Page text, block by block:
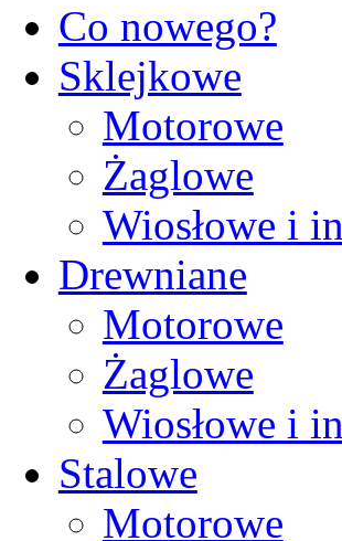
Co nowego?
Sklejkowe
Motorowe
Żaglowe
Wiosłowe i
Drewniane
Motorowe
Żaglowe
Wiosłowe i
Stalowe
Motorowe